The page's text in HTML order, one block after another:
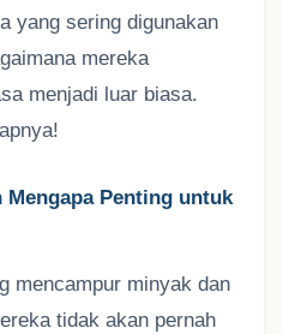
yang sering digunakan
mereka
menjadi luar biasa.
Penting untuk
mencampur minyak dan
tidak akan pernah